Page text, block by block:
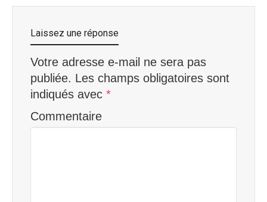
Laissez une réponse
Votre adresse e-mail ne sera pas
publiée. Les champs obligatoires sont
indiqués avec *
Commentaire